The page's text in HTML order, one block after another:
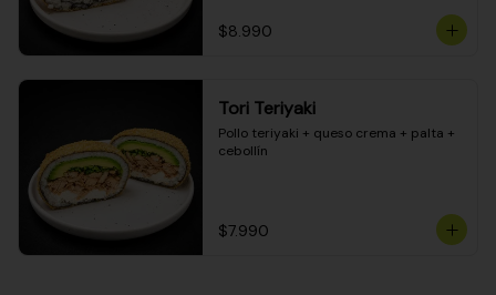
$8.990
Tori Teriyaki
Pollo teriyaki + queso crema + palta +
cebollín
$7.990